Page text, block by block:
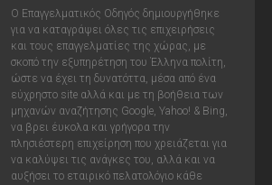
Ο Επαγγελματικός Οδηγός δημιουργήθηκε
για να καταγράψει όλες τις επιχειρήσεις
και τους επαγγελματίες της χώρας, με
σκοπό την εξυπηρέτηση του Έλληνα πολίτη,
ώστε να έχει τη δυνατόττα, μέσα από ένα
εύχρηστο site αλλά και με τη βοήθεια των
μηχανών αναζήτησης Google, Yahoo! & Bing,
να βρει έυκολα και γρήγορα την
πλησιέστερη επιχείρηση που χρειάζεται για
να καλύψει τις ανάγκες του, αλλά και να
αυξήσει το εταιρικό πελατολόγιο κάθε